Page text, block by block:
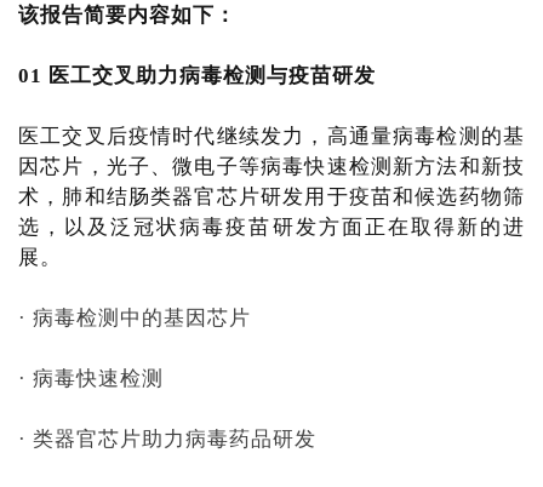
该报告简要内容如下：
01 医工交叉助力病毒检测与疫苗研发
医工交叉后疫情时代继续发力，高通量病毒检测的基
因芯片，光子、微电子等病毒快速检测新方法和新技
术，肺和结肠类器官芯片研发用于疫苗和候选药物筛
选，以及泛冠状病毒疫苗研发方面正在取得新的进
展。
· 病毒检测中的基因芯片
· 病毒快速检测
· 类器官芯片助力病毒药品研发